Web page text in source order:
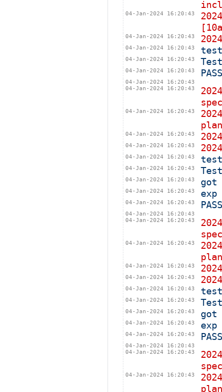
04-Jan-2024 16:20:43
04-Jan-2024 16:20:43
04-Jan-2024 16:20:43
04-Jan-2024 16:20:43
04-Jan-2024 16:20:43
04-Jan-2024 16:20:43
04-Jan-2024 16:20:43
04-Jan-2024 16:20:43
04-Jan-2024 16:20:43
04-Jan-2024 16:20:43
04-Jan-2024 16:20:43
04-Jan-2024 16:20:43
04-Jan-2024 16:20:43 got
04-Jan-2024 16:20:43 exp
04-Jan-2024 16:20:43
04-Jan-2024 16:20:43
04-Jan-2024 16:20:43
04-Jan-2024 16:20:43
04-Jan-2024 16:20:43
04-Jan-2024 16:20:43
04-Jan-2024 16:20:43
04-Jan-2024 16:20:43
04-Jan-2024 16:20:43 got
04-Jan-2024 16:20:43 exp
04-Jan-2024 16:20:43
04-Jan-2024 16:20:43
04-Jan-2024 16:20:43
04-Jan-2024 16:20:43